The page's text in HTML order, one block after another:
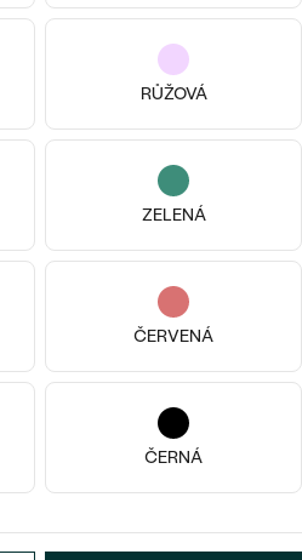
RŮŽOVÁ
ZELENÁ
ČERVENÁ
ČERNÁ
14k bílé zlato, Bez kamene
od 38 890 Kč